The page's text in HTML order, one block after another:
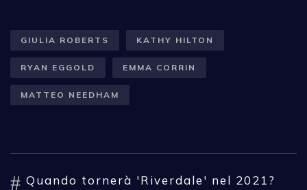
GIULIA ROBERTS KATHY HILTON
RYAN EGGOLD EMMA CORRIN
MATTEO NEEDHAM
Quando tornerà 'Riverdale' nel 2021?